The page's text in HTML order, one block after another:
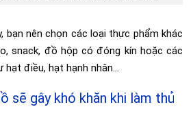
bạn nên chọn các loại thực phẩm khác
snack, đồ hộp có đóng kín hoặc các
hạt điều, hạt hạnh nhân…
sẽ gây khó khăn khi làm thủ